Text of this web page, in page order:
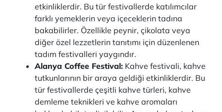
etkinliklerdir. Bu tür festivallerde katılımcılar
farklı yemeklerin veya içeceklerin tadına
bakabilirler. Özellikle peynir, çikolata veya
diğer özel lezzetlerin tanıtımı için düzenlenen
tadım festivalleri yaygındır.
Alanya Coffee Festival: Kahve festivali, kahve
tutkunlarının bir araya geldiği etkinliklerdir. Bu
tür festivallerde çeşitli kahve türleri, kahve
demleme teknikleri ve kahve aromaları